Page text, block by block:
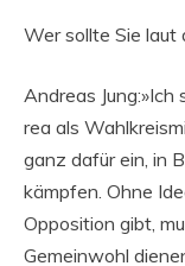
Wer sollte Sie
Andreas Jung:»Ich
rea als
ganz dafür ein, in
kämpfen. Ohne
Opposition gibt,
Gemeinwohl